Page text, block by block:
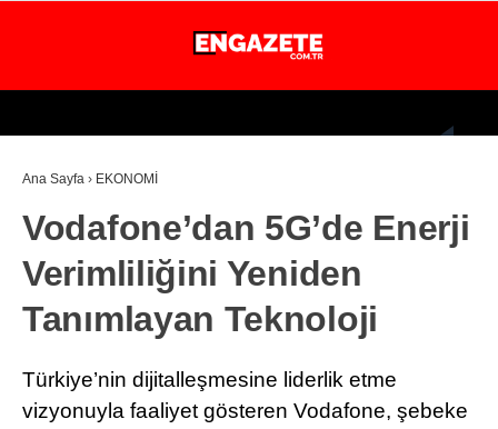
26.5
İSTANBUL
GÜNDEM
EKONOMİ
DÜNYA
MAGAZİN
SAĞLIK
Ana Sayfa › EKONOMİ
Vodafone’dan 5G’de Enerji
Verimliliğini Yeniden
Tanımlayan Teknoloji
Türkiye’nin dijitalleşmesine liderlik etme
vizyonuyla faaliyet gösteren Vodafone, şebeke